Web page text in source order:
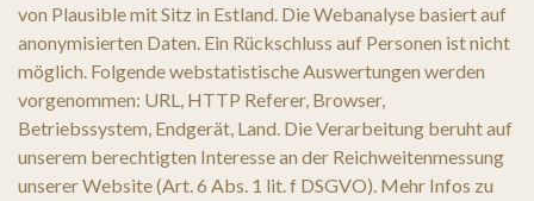
von Plausible mit Sitz in Estland. Die Webanalyse basiert auf
anonymisierten Daten. Ein Rückschluss auf Personen ist nicht
möglich. Folgende webstatistische Auswertungen werden
vorgenommen: URL, HTTP Referer, Browser,
Betriebssystem, Endgerät, Land. Die Verarbeitung beruht auf
unserem berechtigten Interesse an der Reichweitenmessung
unserer Website (Art. 6 Abs. 1 lit. f DSGVO). Mehr Infos zu